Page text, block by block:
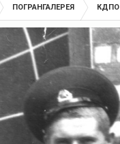
ПОГРАНГАЛЕРЕЯ КДПО